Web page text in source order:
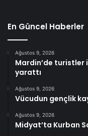
En Güncel Haberler
Ağustos 9, 2026
Mardin’de turistler
yarattı
Ağustos 9, 2026
Vücudun gençlik
Ağustos 9, 2026
Midyat’ta Kurban